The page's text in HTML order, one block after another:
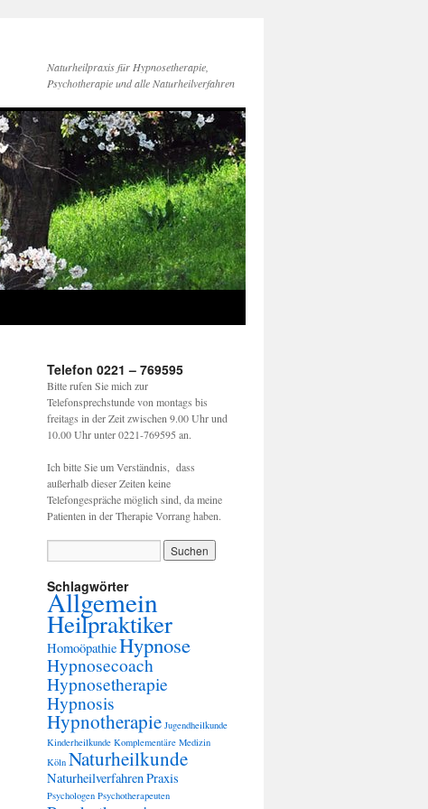
Naturheilpraxis für Hypnosetherapie,
Psychotherapie und alle Naturheilverfahren
Telefon 0221 – 769595
Bitte rufen Sie mich zur
Telefonsprechstunde von montags bis
freitags in der Zeit zwischen 9.00 Uhr und
10.00 Uhr unter 0221-769595 an.
Ich bitte Sie um Verständnis, dass
außerhalb dieser Zeiten keine
Telefongespräche möglich sind, da meine
Patienten in der Therapie Vorrang haben.
Schlagwörter
Allgemein
Heilpraktiker
HomoöpathieHypnose
Hypnosecoach
Hypnosetherapie
Hypnosis
Hypnotherapie Jugendheilkunde
Kinderheilkunde Komplementäre Medizin
Köln Naturheilkunde
NaturheilverfahrenPraxis
Psychologen Psychotherapeuten